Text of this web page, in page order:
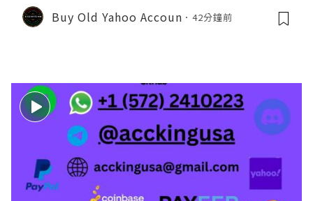
Buy Old Yahoo Accoun 42分鐘前